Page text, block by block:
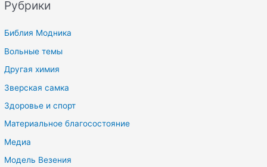
Рубрики
Библия Модника
Вольные темы
Другая химия
Зверская самка
Здоровье и спорт
Материальное благосостояние
Медиа
Модель Везения